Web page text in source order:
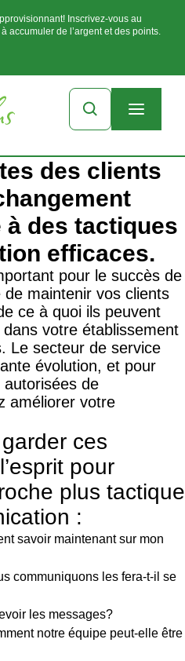
Inscrivez-vous au
accumuler de l’argent et des points.
des clients
des tactiques
efficaces.
pour le succès de
maintenir vos clients
ce à quoi ils peuvent
votre établissement
Le secteur de service
évolution, et pour
de
améliorer votre
ces
pour
plus tactique
:
savoir maintenant sur mon
communiquons les fera-t-il se
les messages?
notre équipe peut-elle être